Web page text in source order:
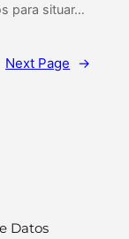
para situar…
Next Page →
Datos